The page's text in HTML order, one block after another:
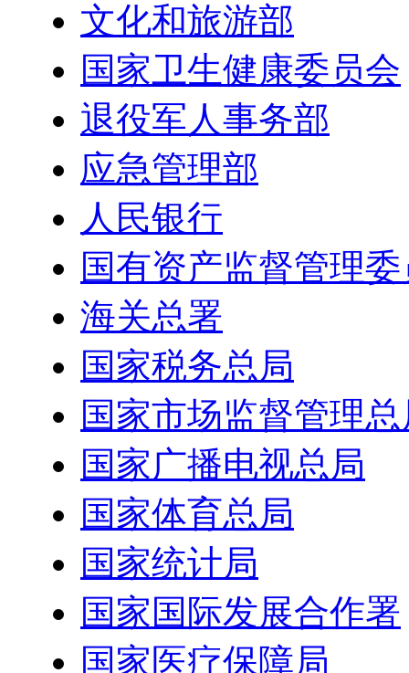
文化和旅游部
国家卫生健康委员会
退役军人事务部
应急管理部
人民银行
国有资产监督管理
海关总署
国家税务总局
国家市场监督管理
国家广播电视总局
国家体育总局
国家统计局
国家国际发展合作署
国家医疗保障局